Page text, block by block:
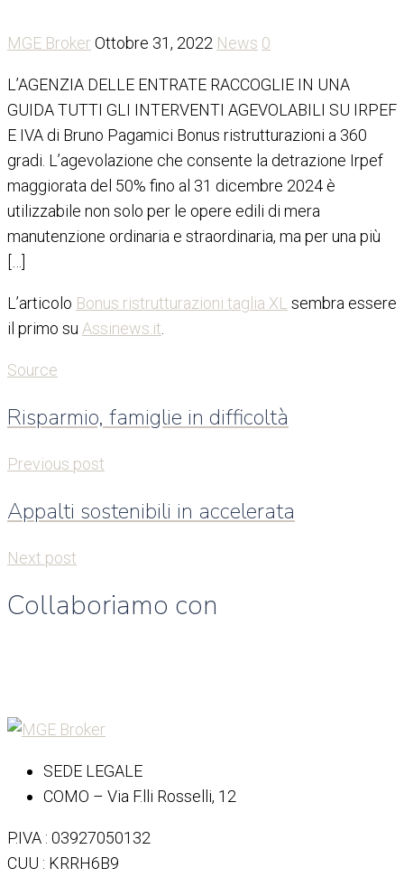
MGE Broker Ottobre 31, 2022 News 0
L’AGENZIA DELLE ENTRATE RACCOGLIE IN UNA
GUIDA TUTTI GLI INTERVENTI AGEVOLABILI SU IRPEF
E IVA di Bruno Pagamici Bonus ristrutturazioni a 360
gradi. L’agevolazione che consente la detrazione Irpef
maggiorata del 50% fino al 31 dicembre 2024 è
utilizzabile non solo per le opere edili di mera
manutenzione ordinaria e straordinaria, ma per una più
L’articolo Bonus ristrutturazioni taglia XL sembra essere
il primo su Assinews.it
Source
Risparmio, famiglie in difficoltà
Previous post
Appalti sostenibili in accelerata
Next post
Collaboriamo con
SEDE LEGALE
COMO – Via F.lli Rosselli, 12
P.IVA : 03927050132
CUU : KRRH6B9